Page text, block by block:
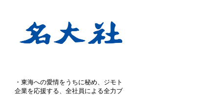
・東海への愛情をうちに秘め、ジモト
企業を応援する、全社員による全力ブ